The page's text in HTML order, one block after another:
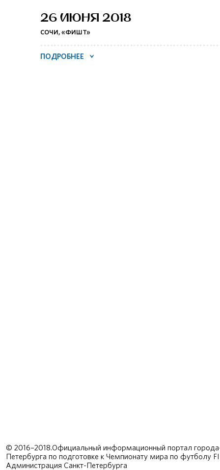
26 ИЮНЯ 2018
СОЧИ, «ФИШТ»
ПОДРОБНЕЕ
© 2016–2018.Официальный информационный портал
Петербурга по подготовке к Чемпионату мира по футболу
Администрация Санкт-Петербурга